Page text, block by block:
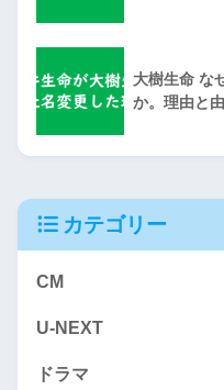
大樹生命 な
か。理由と
カテゴリー
CM
U-NEXT
ドラマ